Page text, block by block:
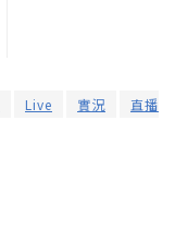
Live 實況 直播